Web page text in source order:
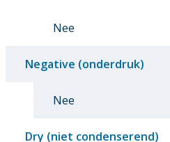
Nee
Negative (onderdruk)
Nee
Dry (niet condenserend)